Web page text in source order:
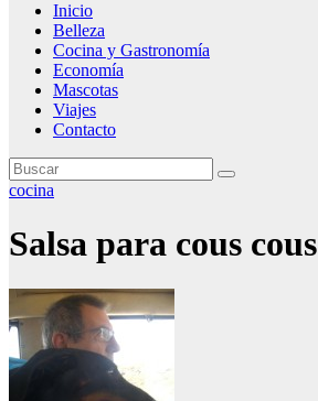
Inicio
Belleza
Cocina y Gastronomía
Economía
Mascotas
Viajes
Contacto
cocina
Salsa para cous cous